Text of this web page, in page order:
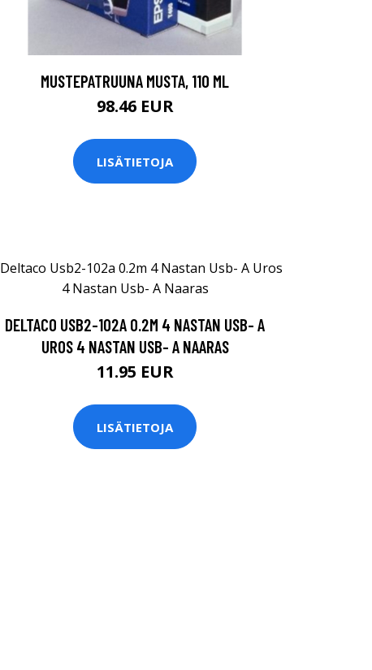
MUSTEPATRUUNA MUSTA, 110 ML
98.46 EUR
LISÄTIETOJA
DELTACO USB2-102A 0.2M 4 NASTAN USB- A
UROS 4 NASTAN USB- A NAARAS
11.95 EUR
LISÄTIETOJA